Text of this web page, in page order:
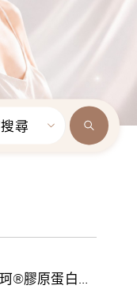
尋
®膠原蛋白植